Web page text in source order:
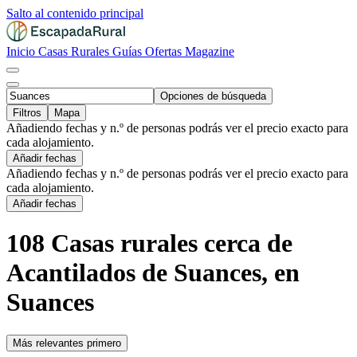
Salto al contenido principal
Inicio Casas Rurales Guías Ofertas Magazine
Opciones de búsqueda
Filtros
Mapa
Añadiendo fechas y n.º de personas podrás ver el precio exacto para
cada alojamiento.
Añadir fechas
Añadiendo fechas y n.º de personas podrás ver el precio exacto para
cada alojamiento.
Añadir fechas
108 Casas rurales cerca de
Acantilados de Suances, en
Suances
Más relevantes primero